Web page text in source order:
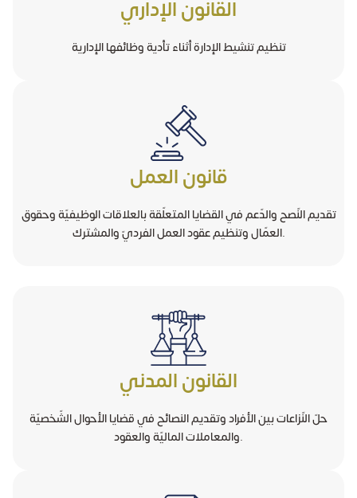
القانون الإداري
تنظيم تنشيط الإدارة أثناء تأدية وظائفها الإدارية
قانون العمل
تقديم النّصح والدّعم في القضايا المتعلّقة بالعلاقات الوظيفيّة وحقوق
العمّال وتنظيم عقود العمل الفرديّ والمشترك.
القانون المدني
حلّ النّزاعات بين الأفراد وتقديم النصائح في قضايا الأحوال الشّخصيّة
والمعاملات الماليّة والعقود.